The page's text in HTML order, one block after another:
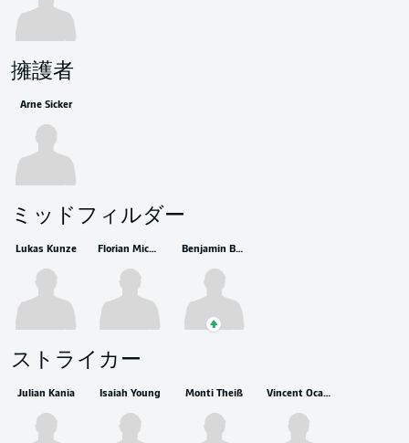
擁護者
Arne Sicker
ミッドフィルダー
Lukas Kunze Florian Micheler Benjamin Boakye
ストライカー
Julian Kania Isaiah Young Monti Theiß Vincent Ocansey